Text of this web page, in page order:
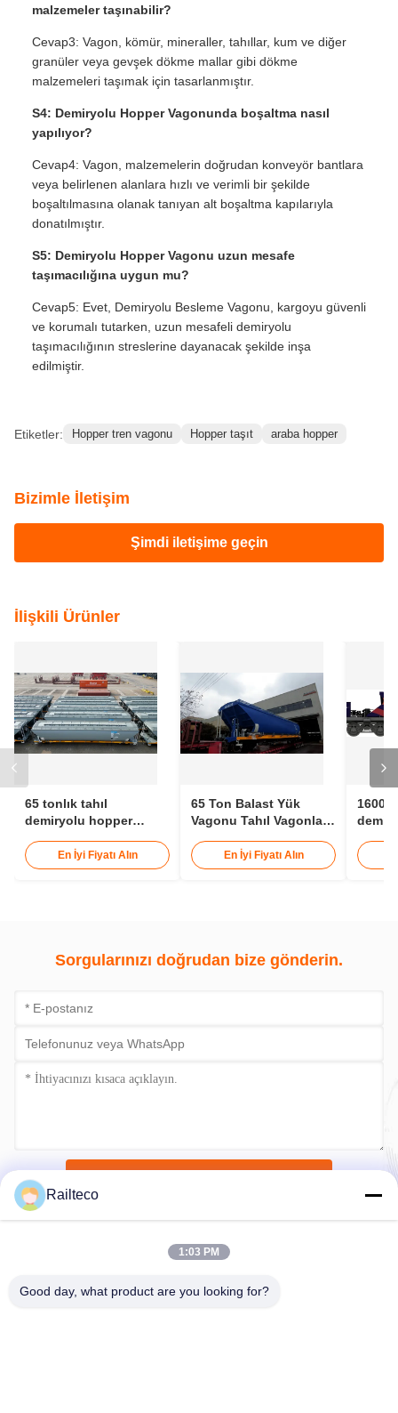
malzemeler taşınabilir?
Cevap3: Vagon, kömür, mineraller, tahıllar, kum ve diğer
granüler veya gevşek dökme mallar gibi dökme
malzemeleri taşımak için tasarlanmıştır.
S4: Demiryolu Hopper Vagonunda boşaltma nasıl
yapılıyor?
Cevap4: Vagon, malzemelerin doğrudan konveyör bantlara
veya belirlenen alanlara hızlı ve verimli bir şekilde
boşaltılmasına olanak tanıyan alt boşaltma kapılarıyla
donatılmıştır.
S5: Demiryolu Hopper Vagonu uzun mesafe
taşımacılığına uygun mu?
Cevap5: Evet, Demiryolu Besleme Vagonu, kargoyu güvenli
ve korumalı tutarken, uzun mesafeli demiryolu
taşımacılığının streslerine dayanacak şekilde inşa
edilmiştir.
Etiketler: Hopper tren vagonu Hopper taşıt araba hopper
Bizimle İletişim
Şimdi iletişime geçin
İlişkili Ürünler
65 tonlık tahıl
demiryolu hopper
demiryolu hopper
vagonu
En İyi Fiyatı Alın
65 Ton Balast Yük
Vagonu Tahıl Vagonları
En İyi Fiyatı Alın
1600
araba
traktör
Sorgularınızı doğrudan bize gönderin.
Railteco
1:03 PM
Good day, what product are you looking for?